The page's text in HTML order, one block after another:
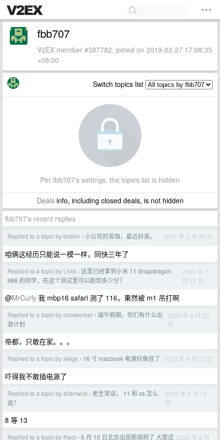
fbb707
V2EX member #387782, joined on 2019-02-27 17:08:35
+08:00
Switch topics list
Per fbb707's settings, the topics list is hidden
Dealsinfo, including closed deals, is not hidden
fbb707's recent replies
Replied to a topic by boblin › 小公司的苦恼，最近好丧。 2021 年 2 月 26 日
咱俩这经历只能说一模一样，同快三年了
Replied to a topic by Livid › 这里已经拿到小米 11 Snapdragon
888 的同学，在这个测试里可以跑到多少分？
2021 年 1
月 21 日
@MrCurly 我 mbp16 safari 测了 116，果然被 m1 吊打啊
Replied to a topic by coolworker › 端午假期，你们有什么出
游计划
2020 年 6 月 23
日
帝都，只敢在家。。。
Replied to a topic by akige › 16 寸 macbook 电源好像挂了 2020 年 6 月 22 日
吓得我不敢插电源了
Replied to a topic by allenwuli › 老生常谈， 11 和 xs 怎么
选？
2020 年 6 月 19
日
8 等 13
Replied to a topic by Reol › 6 月 10 日北京出现新病例了 大家还 2020 年 6 月